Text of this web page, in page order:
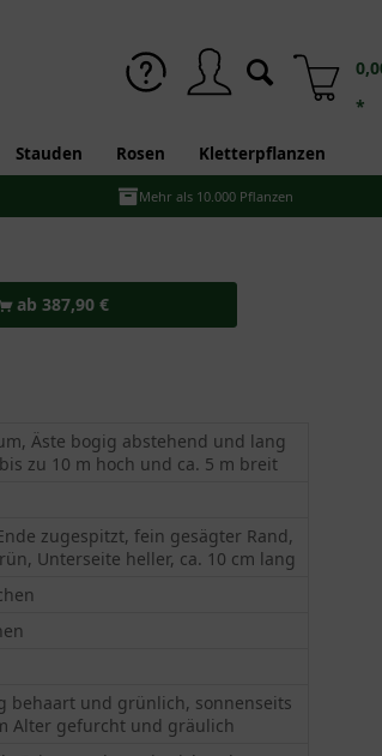
*
Stauden Rosen Kletterpflanzen
Mehr als 10.000 Pflanzen
ab 387,90 €
Äste bogig abstehend und lang
zu 10 m hoch und ca. 5 m breit
zugespitzt, fein gesägter Rand,
Unterseite heller, ca. 10 cm lang
behaart und grünlich, sonnenseits
Alter gefurcht und gräulich